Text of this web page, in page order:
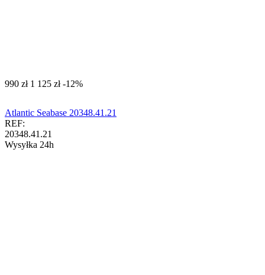
‍990‍ zł ‍1 125‍ zł -12%
Atlantic Seabase 20348.41.21
REF:
20348.41.21
Wysyłka 24h